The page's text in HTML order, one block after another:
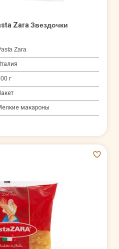
Zara Звездочки
Zara
г
макароны